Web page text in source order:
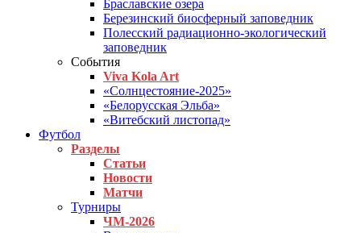
Браславские озера
Березинский биосферный заповедник
Полесский радиационно-экологический
заповедник
События
Viva Kola Art
«Солнцестояние-2025»
«Белорусская Эльба»
«Витебский листопад»
Футбол
Разделы
Статьи
Новости
Матчи
Турниры
ЧМ-2026